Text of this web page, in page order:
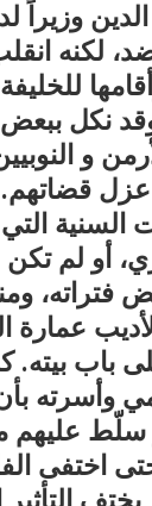
وزيراً
لكنه
نكل
و
عزل
السنية
أو لم تكن
فتراته،
عمارة
باب
وأسرته
عليهم
اختفى